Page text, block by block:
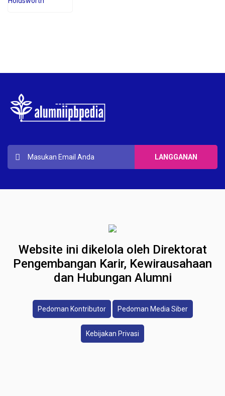
Website ini dikelola oleh Direktorat
Pengembangan Karir, Kewirausahaan
dan Hubungan Alumni
Pedoman Kontributor Pedoman Media Siber
Kebijakan Privasi